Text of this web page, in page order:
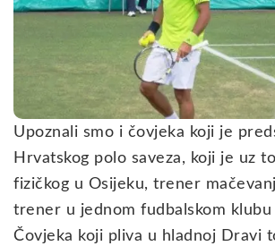
Upoznali smo i čovjeka koji je
Hrvatskog polo saveza, koji je uz
fizičkog u Osijeku, trener
trener u jednom fudbalskom klubu
Čovjeka koji pliva u hladnoj Dravi